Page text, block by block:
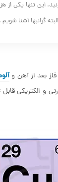
تنها یکی از
گرانبها آشنا
و الکتریکی